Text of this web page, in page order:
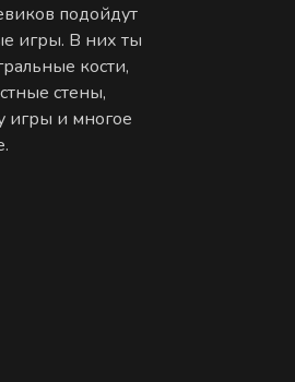
подойдут
игры. В них ты
кости,
стены,
игры и многое